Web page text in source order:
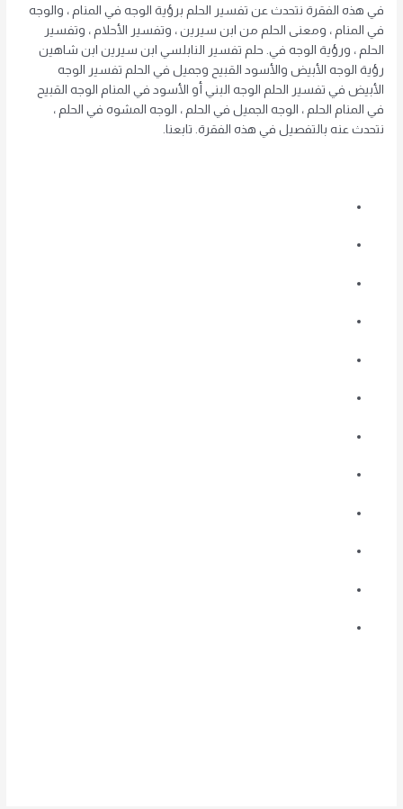
في هذه الفقرة نتحدث عن تفسير الحلم برؤية الوجه في المنام ، والوجه
في المنام ، ومعنى الحلم من ابن سيرين ، وتفسير الأحلام ، وتفسير
الحلم ، ورؤية الوجه في. حلم تفسير النابلسي ابن سيرين ابن شاهين
رؤية الوجه الأبيض والأسود القبيح وجميل في الحلم تفسير الوجه
الأبيض في تفسير الحلم الوجه البني أو الأسود في المنام الوجه القبيح
في المنام الحلم ، الوجه الجميل في الحلم ، الوجه المشوه في الحلم ،
نتحدث عنه بالتفصيل في هذه الفقرة. تابعنا.